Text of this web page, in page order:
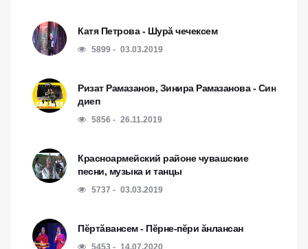
Катя Петрова - Шурă чечексем
5899 03.03.2019
Ризат Рамазанов, Зинира Рамазанова - Син
диеп
5856 26.11.2019
Красноармейский районе чувашские
песни, музыка и танцы
5737 03.03.2019
Пĕртăвансем - Пĕрне-пĕри ăнлансан
5453 14.07.2020